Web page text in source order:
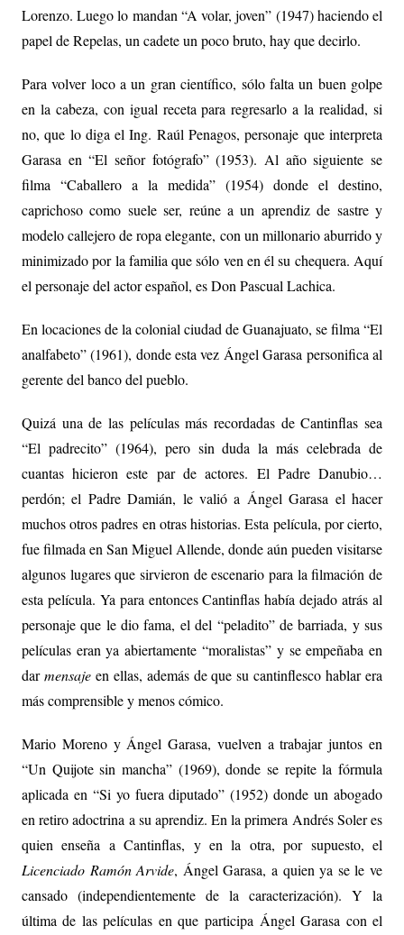
Lorenzo. Luego lo mandan “A volar, joven” (1947) haciendo el
papel de Repelas, un cadete un poco bruto, hay que decirlo.
Para volver loco a un gran científico, sólo falta un buen golpe
en la cabeza, con igual receta para regresarlo a la realidad, si
no, que lo diga el Ing. Raúl Penagos, personaje que interpreta
Garasa en “El señor fotógrafo” (1953). Al año siguiente se
filma “Caballero a la medida” (1954) donde el destino,
caprichoso como suele ser, reúne a un aprendiz de sastre y
modelo callejero de ropa elegante, con un millonario aburrido y
minimizado por la familia que sólo ven en él su chequera. Aquí
el personaje del actor español, es Don Pascual Lachica.
En locaciones de la colonial ciudad de Guanajuato, se filma “El
analfabeto” (1961), donde esta vez Ángel Garasa personifica al
gerente del banco del pueblo.
Quizá una de las películas más recordadas de Cantinflas sea
“El padrecito” (1964), pero sin duda la más celebrada de
cuantas hicieron este par de actores. El Padre Danubio…
perdón; el Padre Damián, le valió a Ángel Garasa el hacer
muchos otros padres en otras historias. Esta película, por cierto,
fue filmada en San Miguel Allende, donde aún pueden visitarse
algunos lugares que sirvieron de escenario para la filmación de
esta película. Ya para entonces Cantinflas había dejado atrás al
personaje que le dio fama, el del “peladito” de barriada, y sus
películas eran ya abiertamente “moralistas” y se empeñaba en
darmensaje en ellas, además de que su cantinflesco hablar era
más comprensible y menos cómico.
Mario Moreno y Ángel Garasa, vuelven a trabajar juntos en
“Un Quijote sin mancha” (1969), donde se repite la fórmula
aplicada en “Si yo fuera diputado” (1952) donde un abogado
en retiro adoctrina a su aprendiz. En la primera Andrés Soler es
quien enseña a Cantinflas, y en la otra, por supuesto, el
Licenciado Ramón Arvide, Ángel Garasa, a quien ya se le ve
cansado (independientemente de la caracterización). Y la
última de las películas en que participa Ángel Garasa con el